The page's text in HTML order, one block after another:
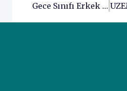
Gece Sınıfı Erkek Öğreniciler İçin Önemli Duyuru